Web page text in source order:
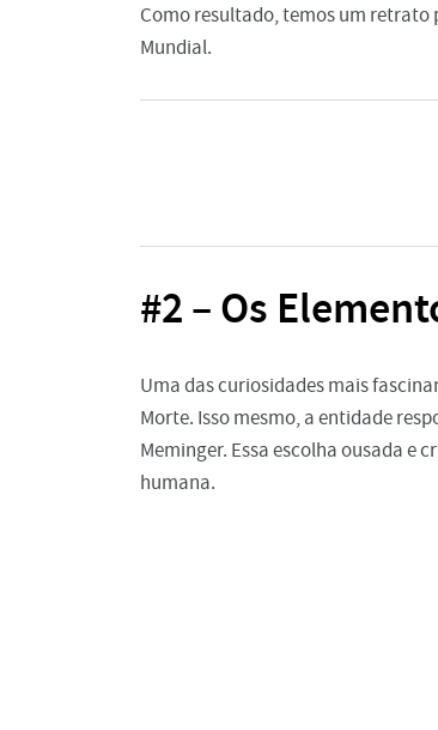
Como resultado, temos um retrato
Mundial.
#2 – Os
Uma das curiosidades mais
Morte. Isso mesmo, a entidade
Meminger. Essa escolha ousada e
humana.